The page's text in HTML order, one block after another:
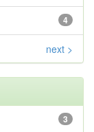
4
next >
3